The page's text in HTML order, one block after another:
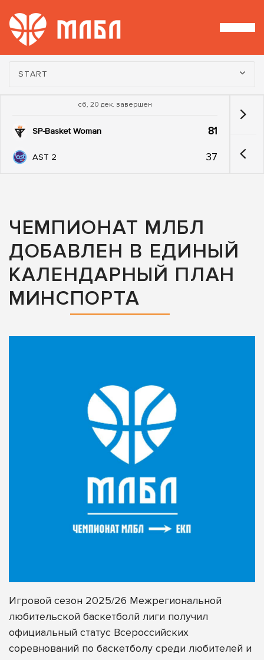
Турнир:
START
сб, 20 дек. завершен
SP-Basket Woman 81
AST 2 37
ЧЕМПИОНАТ МЛБЛ
ДОБАВЛЕН В ЕДИНЫЙ
КАЛЕНДАРНЫЙ ПЛАН
МИНСПОРТА
Игровой сезон 2025/26 Межрегиональной
любительской баскетболй лиги получил
официальный статус Всероссийских
соревнований по баскетболу среди любителей и